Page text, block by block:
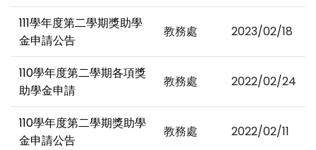
111學年度第二學期獎助學
金申請公告
教務處 2023/02/18
110學年度第二學期各項獎
助學金申請
教務處 2022/02/24
110學年度第二學期獎助學
金申請公告
教務處 2022/02/11